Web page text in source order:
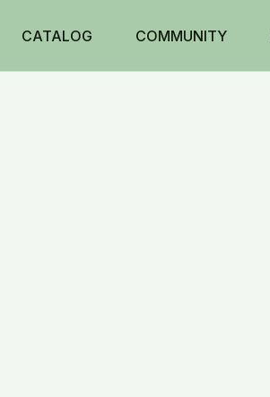
CATALOG COMMUNITY